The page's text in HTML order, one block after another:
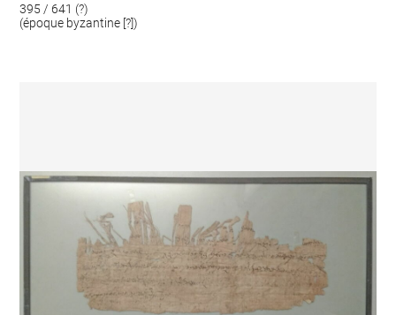
395 / 641 (?)
(époque byzantine [?])